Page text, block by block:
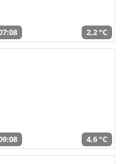
2,2 °C
4,6 °C